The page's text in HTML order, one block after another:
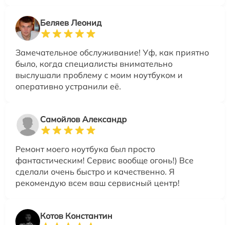
Беляев Леонид
Замечательное обслуживание! Уф, как приятно
было, когда специалисты внимательно
выслушали проблему с моим ноутбуком и
оперативно устранили её.
Самойлов Александр
Ремонт моего ноутбука был просто
фантастическим! Сервис вообще огонь!) Все
сделали очень быстро и качественно. Я
рекомендую всем ваш сервисный центр!
Котов Константин